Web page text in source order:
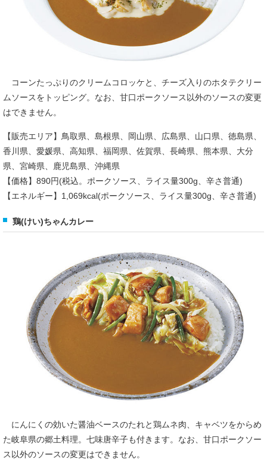
コーンたっぷりのクリームコロッケと、チーズ入りのホタテクリー
ムソースをトッピング。なお、甘口ポークソース以外のソースの変更
はできません。
【販売エリア】鳥取県、島根県、岡山県、広島県、山口県、徳島県、
香川県、愛媛県、高知県、福岡県、佐賀県、長崎県、熊本県、大分
県、宮崎県、鹿児島県、沖縄県
【価格】890円(税込。ポークソース、ライス量300g、辛さ普通)
【エネルギー】1,069kcal(ポークソース、ライス量300g、辛さ普通)
鶏(けい)ちゃんカレー
にんにくの効いた醤油ベースのたれと鶏ムネ肉、キャベツをからめ
た岐阜県の郷土料理。七味唐辛子も付きます。なお、甘口ポークソー
ス以外のソースの変更はできません。